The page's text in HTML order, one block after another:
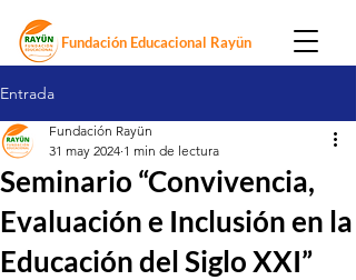
Fundación Educacional Rayün
Entrada
Seminario “Convivencia,
Evaluación e Inclusión en la
Educación del Siglo XXI”
Fundación Rayün
31 may 2024 1 min de lectura